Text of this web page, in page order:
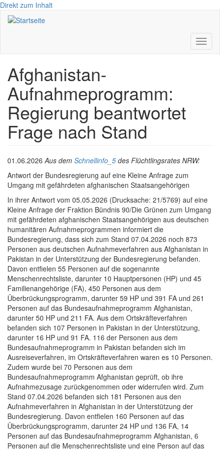
Direkt zum Inhalt
Afghanistan-
Aufnahmeprogramm:
Regierung beantwortet
Frage nach Stand
01.06.2026 Aus dem Schnellinfo_5 des Flüchtlingsrates NRW:
Antwort der Bundesregierung auf eine Kleine Anfrage zum
Umgang mit gefährdeten afghanischen Staatsangehörigen
In ihrer Antwort vom 05.05.2026 (Drucksache: 21/5769) auf eine
Kleine Anfrage der Fraktion Bündnis 90/Die Grünen zum Umgang
mit gefährdeten afghanischen Staatsangehörigen aus deutschen
humanitären Aufnahmeprogrammen informiert die
Bundesregierung, dass sich zum Stand 07.04.2026 noch 873
Personen aus deutschen Aufnahmeverfahren aus Afghanistan in
Pakistan in der Unterstützung der Bundesregierung befanden.
Davon entfielen 55 Personen auf die sogenannte
Menschenrechtsliste, darunter 10 Hauptpersonen (HP) und 45
Familienangehörige (FA), 450 Personen aus dem
Überbrückungsprogramm, darunter 59 HP und 391 FA und 261
Personen auf das Bundesaufnahmeprogramm Afghanistan,
darunter 50 HP und 211 FA. Aus dem Ortskräfteverfahren
befanden sich 107 Personen in Pakistan in der Unterstützung,
darunter 16 HP und 91 FA. 116 der Personen aus dem
Bundesaufnahmeprogramm in Pakistan befanden sich im
Ausreiseverfahren, im Ortskräfteverfahren waren es 10 Personen.
Zudem wurde bei 70 Personen aus dem
Bundesaufnahmeprogramm Afghanistan geprüft, ob ihre
Aufnahmezusage zurückgenommen oder widerrufen wird. Zum
Stand 07.04.2026 befanden sich 181 Personen aus den
Aufnahmeverfahren in Afghanistan in der Unterstützung der
Bundesregierung. Davon entfielen 160 Personen auf das
Überbrückungsprogramm, darunter 24 HP und 136 FA, 14
Personen auf das Bundesaufnahmeprogramm Afghanistan, 6
Personen auf die Menschenrechtsliste und eine Person auf das